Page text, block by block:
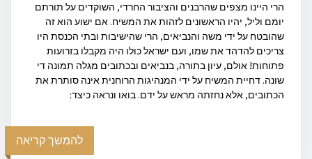
הרי היינו מצפים שהרבנים והציבור החרדי, השוקדים על תורתם
יומם וליל, יהיו הראשונים לזהות את המשיח. אם ישוע הוא זה
שהובטח על ידי משה והנביאים, הרי שהישיבות ובתי הכנסת היו
צריכים להדהד את שמו, ועם ישראל כולו היה מקבלו בזרועות
פתוחות! אולם, עיון בתורה, בנביאים ובכתובים מגלה תמונה די
שונה. דחיית המשיח על ידי המנהיגות הרוחנית אינה סותרת את
הכתובים, אלא נחזתה מראש על ידם. בואו ונראה כיצד:
להמשך קריאה